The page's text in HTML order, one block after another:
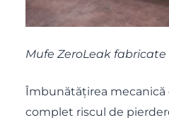
Mufe ZeroLeak
Îmbunătățirea
complet riscul de